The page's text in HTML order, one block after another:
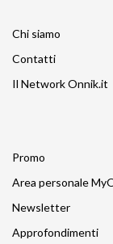
Chi siamo
Contatti
Il Network Onnik.it
Promo
Area personale
Newsletter
Approfondimenti